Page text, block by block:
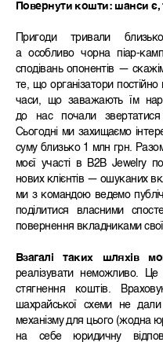
Повернути кошти: шанси є,
Пригоди тривали
а особливо чорна піар-
сподівань опонентів —
те, що організатори
часи, що заважають їм
до нас почали
Сьогодні ми захищаємо
суму близько 1 млн грн.
моєї участі в B2B Jewelry
нових клієнтів — ошуканих
ми з командою ведемо
поділитися власними
повернення вкладниками
Взагалі таких шляхів
реалізувати неможливо.
стягнення коштів.
шахрайської схеми не
механізму для цього (жодна
на себе юридичну